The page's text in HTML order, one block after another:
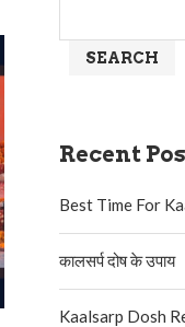
SEARCH
Recent
Best Time For
कालसर्प दोष के उपाय
Kaalsarp Dosh